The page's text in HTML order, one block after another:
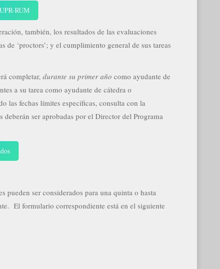
RUM
también, los resultados de las evaluaciones
de ‘proctors’; y el cumplimiento general de sus tareas
completar, durante su primer año como ayudante de
a su tarea como ayudante de cátedra o
las fechas límites específicas, consulta con la
ser aprobadas por el Director del Programa
ser considerados para una quinta o hasta
El formulario correspondiente está en el siguiente